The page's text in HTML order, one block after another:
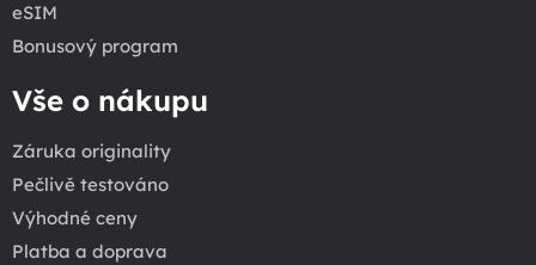
eSIM
Bonusový program
Vše o nákupu
Záruka originality
Pečlivě testováno
Výhodné ceny
Platba a doprava